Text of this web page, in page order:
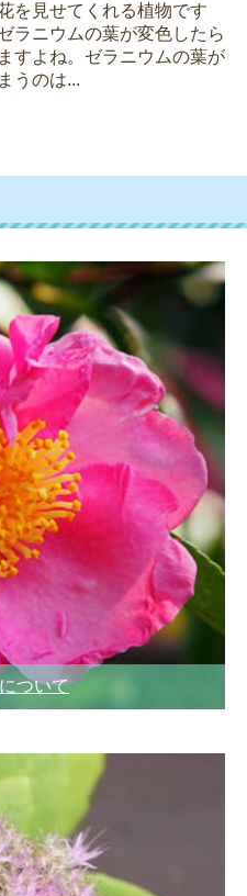
を見せてくれる植物です
ラニウムの葉が変色したら
すよね。ゼラニウムの葉が
うのは...
ついて